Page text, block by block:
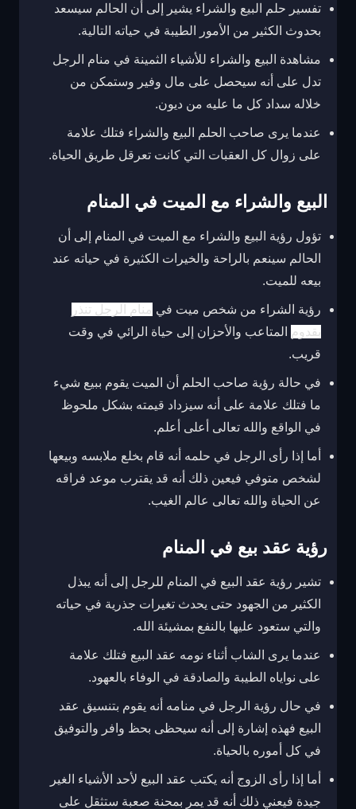
تفسير حلم البيع والشراء يشير إلى أن الحالم سيسعد
بحدوث الكثير من الأمور الطيبة في حياته التالية.
مشاهدة البيع والشراء للأشياء الثمينة في منام الرجل
تدل على أنه سيحصل على مال وفير وستمكن من
خلاله سداد كل ما عليه من ديون.
عندما يرى صاحب الحلم البيع والشراء فتلك علامة
على زوال كل العقبات التي كانت تعرقل طريق الحياة.
البيع والشراء مع الميت في المنام
تؤول رؤية البيع والشراء مع الميت في المنام إلى أن
الحالم سينعم بالراحة والخيرات الكثيرة في حياته عند
بيعه للميت.
رؤية الشراء من شخص ميت في منام الرجل تنذر
بقدوم
المتاعب والأحزان إلى حياة الرائي في وقت
قريب.
في حالة رؤية صاحب الحلم أن الميت يقوم ببيع شيء
ما فتلك علامة على أنه سيزداد قيمته بشكل ملحوظ
في الواقع والله تعالى أعلى أعلم.
أما إذا رأى الرجل في حلمه أنه قام بخلع ملابسه وبيعها
لشخص متوفي فيعين ذلك أنه قد يقترب موعد فراقه
عن الحياة والله تعالى عالم الغيب.
رؤية عقد بيع في المنام
تشير رؤية عقد البيع في المنام للرجل إلى أنه يبذل
الكثير من الجهود حتى يحدث تغيرات جذرية في حياته
والتي ستعود عليها بالنفع بمشيئة الله.
عندما يرى الشاب أثناء نومه عقد البيع فتلك علامة
على نواياه الطيبة والصادقة في الوفاء بالعهود.
في حال رؤية الرجل في منامه أنه يقوم بتنسيق عقد
البيع فهذه إشارة إلى أنه سيحظى بحظ وافر والتوفيق
في كل أموره بالحياة.
أما إذا رأى الزوج أنه يكتب عقد البيع لأحد الأشياء الغير
جيدة فيعني ذلك أنه قد يمر بمحنة صعبة ستثقل على